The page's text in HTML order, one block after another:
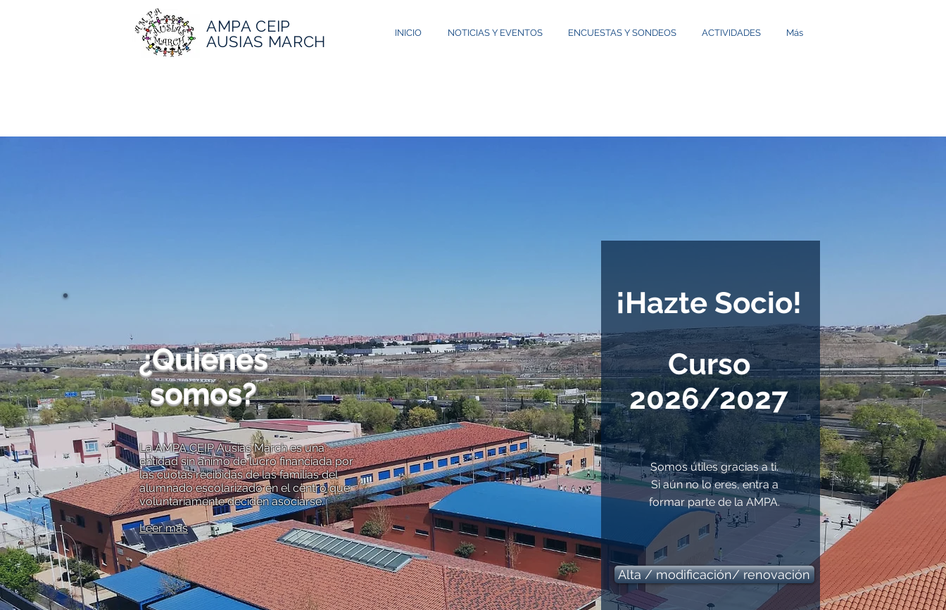
AMPA CEIP
AUSIAS MARCH
INICIO NOTICIAS Y EVENTOS ENCUESTAS Y SONDEOS ACTIVIDADES Más
¿Quienes
somos?
La AMPA CEIP Ausias March es una
entidad sin ánimo de lucro financiada por
las cuotas recibidas de las familias del
alumnado escolarizado en el centro que
voluntariamente deciden asociarse.
Leer más
¡Hazte Socio!
Curso
2026/2027
Somos útiles gracias a ti.
Si aún no lo eres, entra a
formar parte de la AMPA.
Alta / modificación/ renovación